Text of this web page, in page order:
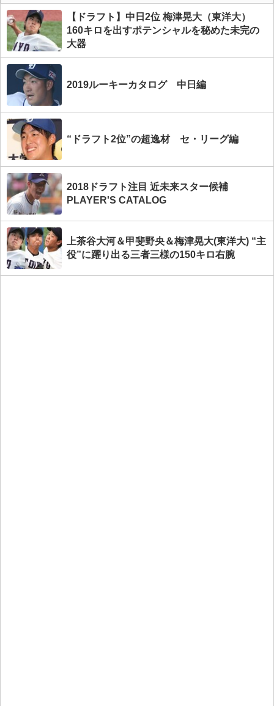
【ドラフト】中日2位 梅津晃大（東洋大）
160キロを出すポテンシャルを秘めた未完の
大器
2019ルーキーカタログ 中日編
“ドラフト2位”の超逸材 セ・リーグ編
2018ドラフト注目 近未来スター候補
PLAYER'S CATALOG
上茶谷大河＆甲斐野央＆梅津晃大(東洋大) “主
役”に躍り出る三者三様の150キロ右腕